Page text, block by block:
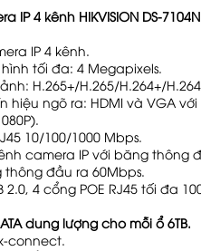
IP 4 kênh HIKVISION DS-
IP 4 kênh.
tối đa: 4 Megapixels.
H.265+/H.265/H.264+/
hiệu ngõ ra: HDMI và VGA
10/100/1000 Mbps.
camera IP với băng thông
đầu ra 60Mbps.
2.0, 4 cổng POE RJ45 tối đa
dung lượng cho mỗi ổ 6TB.
connect.